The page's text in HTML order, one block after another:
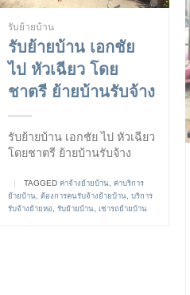
รับย้ายบ้าน
รับย้ายบ้าน เอกชัย
ไป หัวเฉียว โดย
ชาตรี ย้ายบ้านรับจ้าง
รับย้ายบ้าน เอกชัย ไป หัวเฉียว
โดยชาตรี ย้ายบ้านรับจ้าง
| TAGGED ค่าจ้างย้ายบ้าน, ค่าบริการ
ย้ายบ้าน, ต้องการคนรับจ้างย้ายบ้าน, บริการ
รับจ้างย้ายหอ
รับย้ายบ้าน, เช่ารถย้ายบ้าน